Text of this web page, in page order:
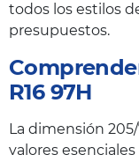
todos los estilos
presupuestos.
R16 97H
La dimensión
valores